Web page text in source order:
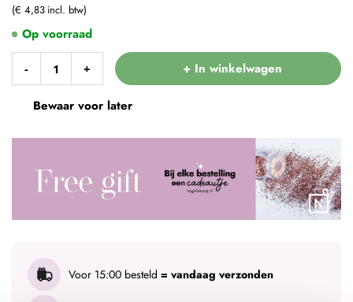
€ 4,83
- + + In winkelwagen
Bewaar voor later
Voor 15:00 besteld = vandaag verzonden
Op voorraad